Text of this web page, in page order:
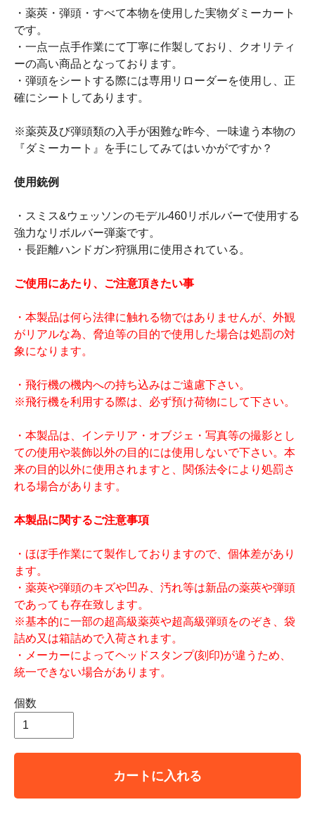
・薬莢・弾頭・すべて本物を使用した実物ダミーカート
です。
・一点一点手作業にて丁寧に作製しており、クオリティ
ーの高い商品となっております。
・弾頭をシートする際には専用リローダーを使用し、正
確にシートしてあります。
※薬莢及び弾頭類の入手が困難な昨今、一味違う本物の
『ダミーカート』を手にしてみてはいかがですか？
使用銃例
・スミス&ウェッソンのモデル460リボルバーで使用する
強力なリボルバー弾薬です。
・長距離ハンドガン狩猟用に使用されている。
ご使用にあたり、ご注意頂きたい事
・本製品は何ら法律に触れる物ではありませんが、外観
がリアルな為、脅迫等の目的で使用した場合は処罰の対
象になります。
・飛行機の機内への持ち込みはご遠慮下さい。
※飛行機を利用する際は、必ず預け荷物にして下さい。
・本製品は、インテリア・オブジェ・写真等の撮影とし
ての使用や装飾以外の目的には使用しないで下さい。本
来の目的以外に使用されますと、関係法令により処罰さ
れる場合があります。
本製品に関するご注意事項
・ほぼ手作業にて製作しておりますので、個体差があり
ます。
・薬莢や弾頭のキズや凹み、汚れ等は新品の薬莢や弾頭
であっても存在致します。
※基本的に一部の超高級薬莢や超高級弾頭をのぞき、袋
詰め又は箱詰めで入荷されます。
・メーカーによってヘッドスタンプ(刻印)が違うため、
統一できない場合があります。
個数
カートに入れる